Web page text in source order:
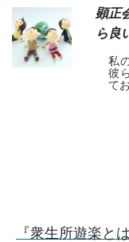
顕正
ら良
私
彼
て
『衆生所遊楽と